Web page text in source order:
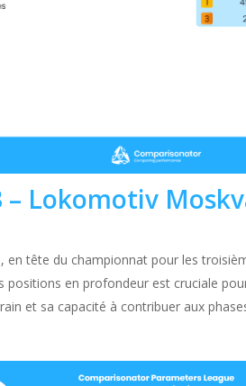
– Lokomotiv
tête du championnat pour les
positions en profondeur est cruciale
et sa capacité à contribuer aux